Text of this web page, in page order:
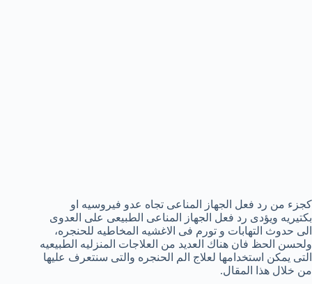
كجزء من رد فعل الجهاز المناعى تجاه عدو فيروسيه او
بكتيريه ويؤدى رد فعل الجهاز المناعى الطبيعى على العدوى
الى حدوث التهابات و تورم فى الاغشيه المخاطيه للحنجره،
ولحسن الحظ فان هناك العديد من العلاجات المنزليه الطبيعيه
التى يمكن استخدامها لعلاج الم الحنجره والتى سنتعرف عليها
من خلال هذا المقال.